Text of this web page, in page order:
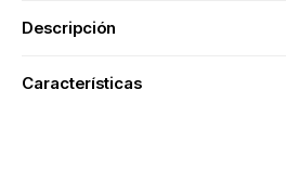
Descripción
Características